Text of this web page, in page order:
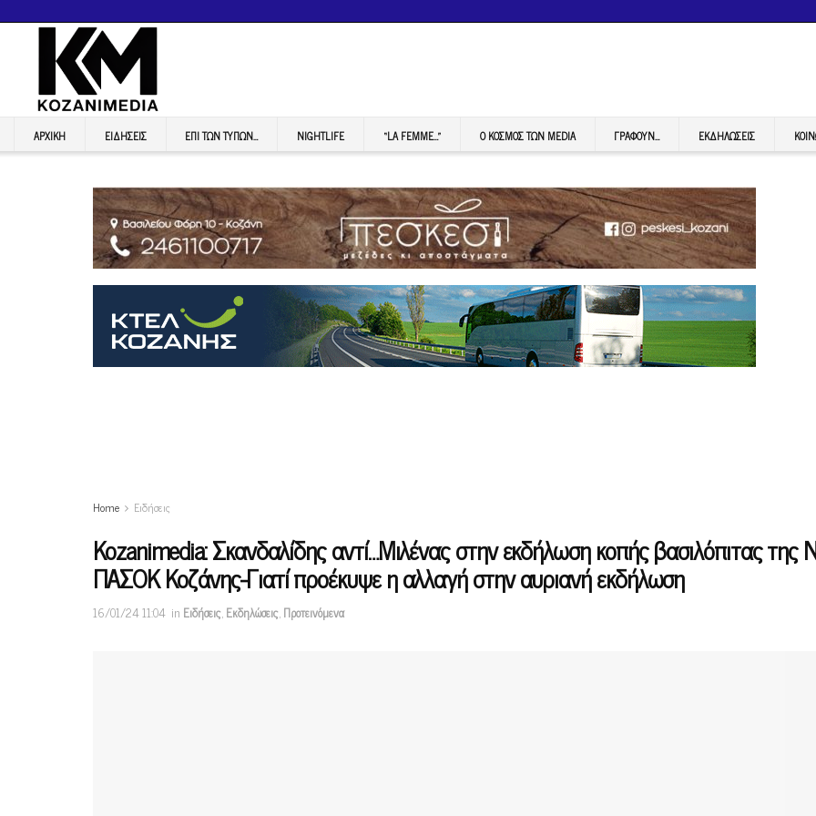
ΑΡΧΙΚΉ ΕΙΔΉΣΕΙΣ ΕΠI ΤΩΝ ΤΥΠΩΝ… NIGHTLIFE “LA FEMME…” Ο ΚΟΣΜΟΣ ΤΩΝ MEDIA ΓΡΆΦΟΥΝ… ΕΚΔΗΛΏΣΕΙΣ
Home Ειδήσεις
Kozanimedia: Σκανδαλίδης αντί…Μιλένας στην εκδήλωση κοπής βασιλόπιτας της
ΠΑΣΟΚ Κοζάνης-Γιατί προέκυψε η αλλαγή στην αυριανή εκδήλωση
16/01/24 11:04 in Ειδήσεις,Εκδηλώσεις,Προτεινόμενα